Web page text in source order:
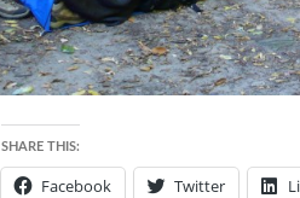
SHARE THIS:
Facebook Twitter